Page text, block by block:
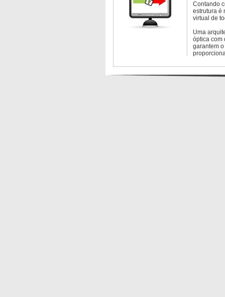
Contando
estrutura é
virtual de
Uma
óptica com
garantem